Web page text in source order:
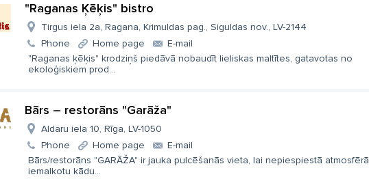
"Raganas Ķēķis" bistro
Tirgus iela 2a, Ragana, Krimuldas pag., Siguldas nov., LV-2144
Phone
Home page
E-mail
"Raganas ķēķis" krodziņš piedāvā nobaudīt lieliskas maltītes, gatavotas no
ekoloģiskiem prod...
Bārs – restorāns "Garāža"
Aldaru iela 10, Rīga, LV-1050
Phone
Home page
E-mail
Bārs/restorāns "GARĀŽA" ir jauka pulcēšanās vieta, lai nepiespiestā atmosfērā
iemalkotu kādu...